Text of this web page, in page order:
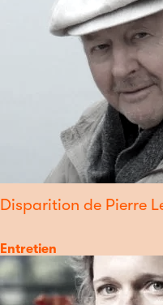
Disparition de Pierre
Catégorie
Entretien